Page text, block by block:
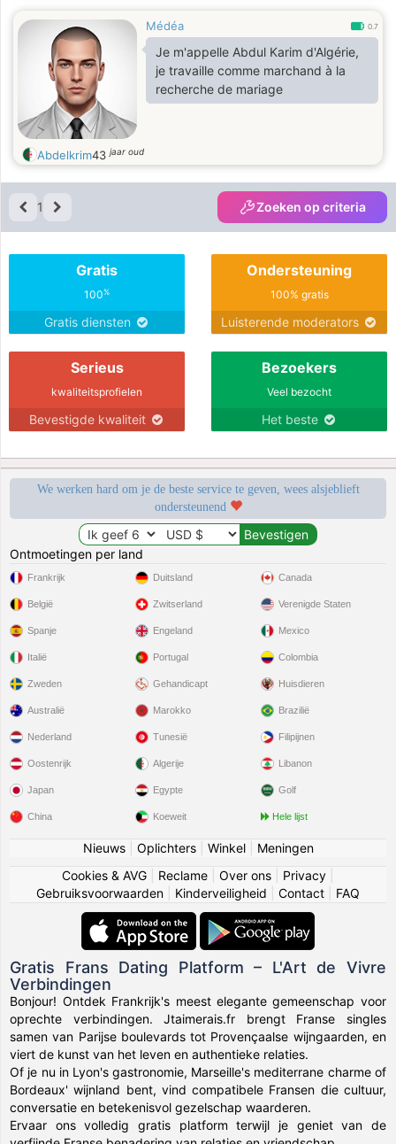
Médéa 0.7
Je m'appelle Abdul Karim d'Algérie,
je travaille comme marchand à la
recherche de mariage
Abdelkrim43jaar oud
1 Zoeken op criteria
Gratis
100%
Gratis diensten
Ondersteuning
100% gratis
Luisterende moderators
Serieus
kwaliteitsprofielen
Bevestigde kwaliteit
Bezoekers
Veel bezocht
Het beste
We werken hard om je de beste service te geven, wees alsjeblieft
ondersteunend
Ontmoetingen per land
Frankrijk
België
Spanje
Italië
Zweden
Duitsland
Zwitserland
Engeland
Portugal
Gehandicapt
Canada
Verenigde Staten
Mexico
Colombia
Huisdieren
Australië
Nederland
Oostenrijk
Japan
China
Marokko
Tunesië
Algerije
Egypte
Koeweit
Brazilië
Filipijnen
Libanon
Golf
Hele lijst
Nieuws| Oplichters| Winkel| Meningen
Cookies & AVG
Reclame Over ons Privacy
Gebruiksvoorwaarden
Kinderveiligheid Contact FAQ
Gratis Frans Dating Platform – L'Art de Vivre
Verbindingen
Bonjour! Ontdek Frankrijk's meest elegante gemeenschap voor
oprechte verbindingen. Jtaimerais.fr brengt Franse singles
samen van Parijse boulevards tot Provençaalse wijngaarden, en
viert de kunst van het leven en authentieke relaties.
Of je nu in Lyon's gastronomie, Marseille's mediterrane charme of
Bordeaux' wijnland bent, vind compatibele Fransen die cultuur,
conversatie en betekenisvol gezelschap waarderen.
Ervaar ons volledig gratis platform terwijl je geniet van de